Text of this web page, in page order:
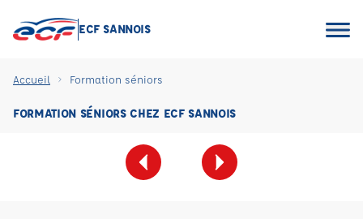
ECF SANNOIS
Accueil Formation séniors
FORMATION SÉNIORS CHEZ ECF SANNOIS